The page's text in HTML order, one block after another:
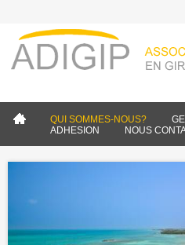
principal
QUI SOMMES-NOUS?
ADHESION
NOUS